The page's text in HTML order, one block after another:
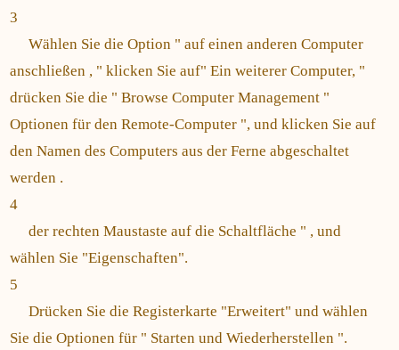
3
Wählen Sie die Option " auf einen anderen Computer
anschließen , " klicken Sie auf" Ein weiterer Computer, "
drücken Sie die " Browse Computer Management "
Optionen für den Remote-Computer ", und klicken Sie auf
den Namen des Computers aus der Ferne abgeschaltet
werden .
4
der rechten Maustaste auf die Schaltfläche " , und
wählen Sie "Eigenschaften".
5
Drücken Sie die Registerkarte "Erweitert" und wählen
Sie die Optionen für " Starten und Wiederherstellen ".